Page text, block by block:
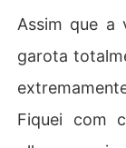
Assim que a
garota
Fiquei com